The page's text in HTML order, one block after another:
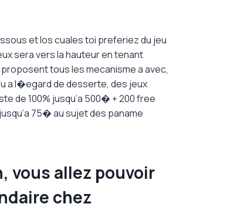
et los cuales toi preferiez du jeu
sera vers la hauteur en tenant
tous les mecanisme a avec,
a l�egard de desserte, des jeux
de 100% jusqu’a 500� + 200 free
75� au sujet des paname
vous allez pouvoir
chez